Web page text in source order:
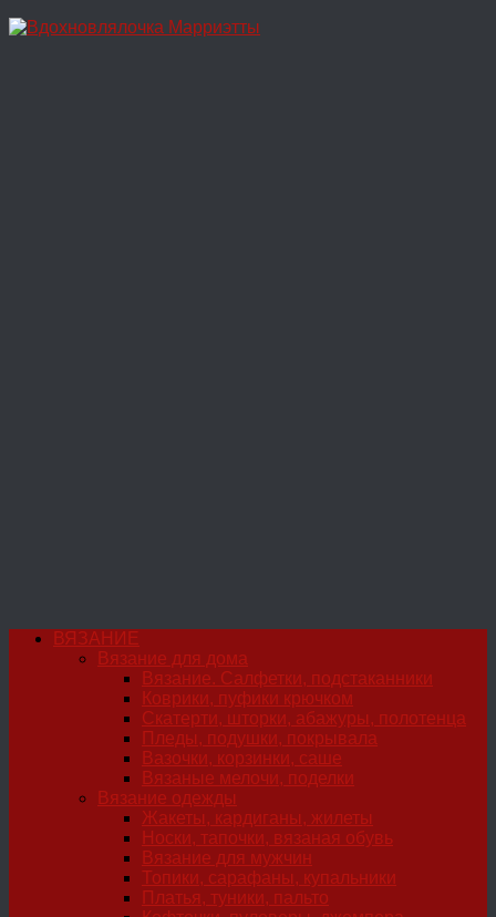
Перейти
ВЯЗАНИЕ
Вязание для дома
Вязание. Салфетки, подстаканники
Коврики, пуфики крючком
Скатерти, шторки, абажуры, полотенца
Пледы, подушки, покрывала
Вазочки, корзинки, саше
Вязаные мелочи, поделки
Вязание одежды
Жакеты, кардиганы, жилеты
Носки, тапочки, вязаная обувь
Вязание для мужчин
Топики, сарафаны, купальники
Платья, туники, пальто